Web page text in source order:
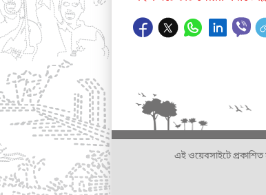
এই ওয়েবসাইটে প্রকাশিত